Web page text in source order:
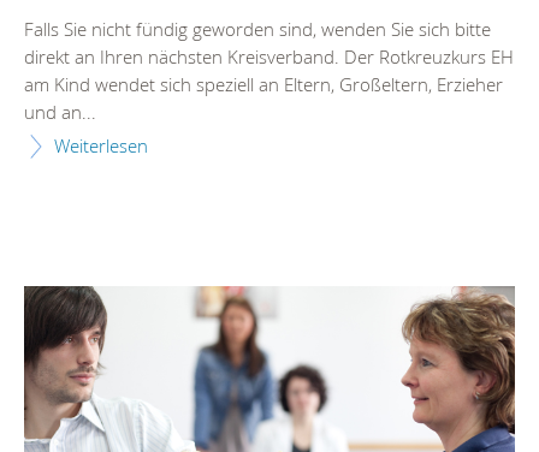
Falls Sie nicht fündig geworden sind, wenden Sie sich bitte
direkt an Ihren nächsten Kreisverband. Der Rotkreuzkurs EH
am Kind wendet sich speziell an Eltern, Großeltern, Erzieher
und an...
Weiterlesen